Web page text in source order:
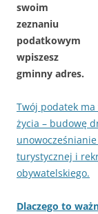
swoim
zeznaniu
podatkowym
wpiszesz
gminny adres.
Twój podatek
życia – budowę
turystycznej i
obywatelskiego.
Dlaczego to